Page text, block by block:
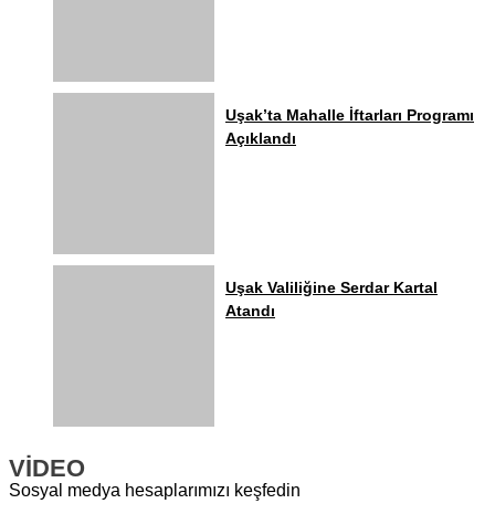
Uşak’ta Mahalle İftarları Programı
Açıklandı
Uşak Valiliğine Serdar Kartal
Atandı
VİDEO
Sosyal medya hesaplarımızı keşfedin